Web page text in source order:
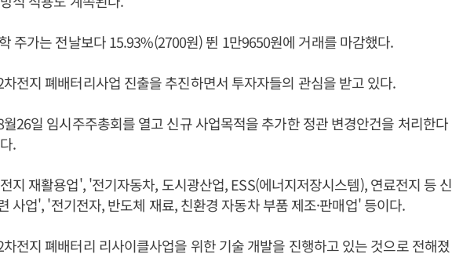
주가는 전날보다 15.93%(2700원) 뛴 1만9650원에 거래를 마감했다.
전지 폐배터리사업 진출을 추진하면서 투자자들의 관심을 받고 있다.
26일 임시주주총회를 열고 신규 사업목적을 추가한 정관 변경안건을 처리한다
.
지 재활용업', '전기자동차, 도시광산업, ESS(에너지저장시스템), 연료전지 등 신
사업', '전기전자, 반도체 재료, 친환경 자동차 부품 제조·판매업' 등이다.
전지 폐배터리 리사이클사업을 위한 기술 개발을 진행하고 있는 것으로 전해졌